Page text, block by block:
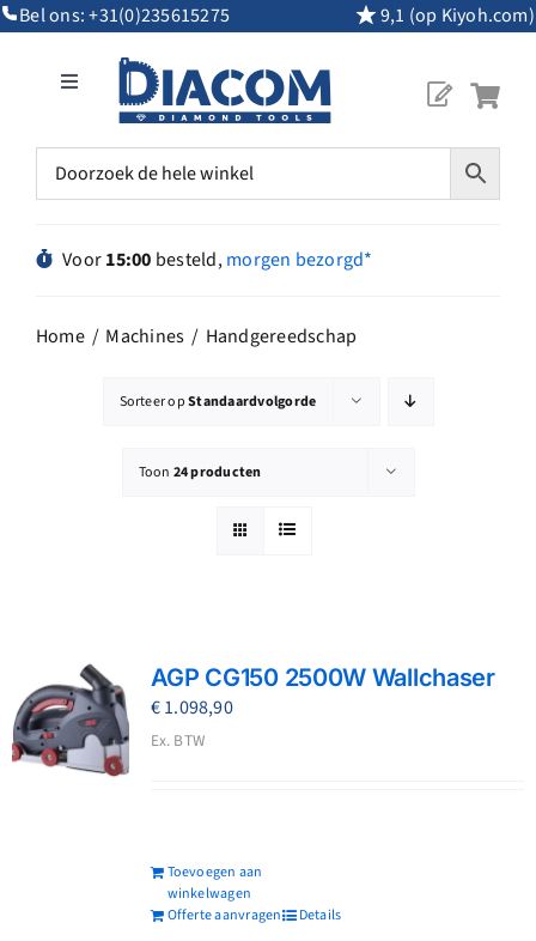
GaBel ons:+31(0)235615275 9,1 (op Kiyoh.com)
Toggle
Navigation
Mijn Account
Acties
Blog
Voor15:00 besteld,morgen bezorgd*
Home Machines Handgereedschap
Sorteer opStandaardvolgorde
Toon 24 producten
AGP CG150 2500W Wallchaser
€1.098,90
Ex. BTW
Toevoegen aan
winkelwagen
Offerte aanvragen
Details